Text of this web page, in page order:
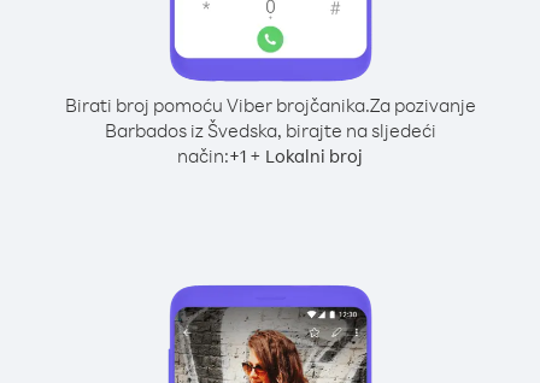
Birati broj pomoću Viber brojčanika.Za pozivanje
Barbados iz Švedska, birajte na sljedeći
način:+1 + Lokalni broj